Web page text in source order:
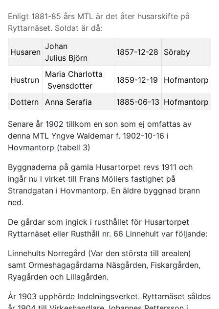
Enligt 1881-85 års MTL är det åter husarskifte på
Ryttarnäset. Soldat är då:
Husaren
Johan
Julius Björn
1857-12-28 Söraby
Hustrun
Maria Charlotta
Svensdotter
1859-12-19 Hofmantorp
Dottern Anna Serafia 1885-06-13 Hofmantorp
Senare år 1902 tillkom en son som ej omfattas av
denna MTL Yngve Waldemar f. 1902-10-16 i
Hovmantorp (tabell 3)
Byggnaderna på gamla Husartorpet revs 1911 och
ingår nu i virket till Frans Möllers fastighet på
Strandgatan i Hovmantorp. En äldre byggnad brann
ned.
De gårdar som ingick i rusthållet för Husartorpet
Ryttarnäset eller Rusthåll nr. 66 Linnehult var följande:
Linnehults Norregård (Var den största till arealen)
samt Ormeshagagårdarna Näsgården, Fiskargården,
Ryagården och Lillagården.
År 1903 upphörde Indelningsverket. Ryttarnäset såldes